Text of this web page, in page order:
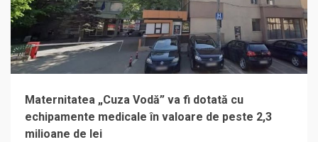
Maternitatea „Cuza Vodă” va fi dotată cu
echipamente medicale în valoare de peste 2,3
milioane de lei